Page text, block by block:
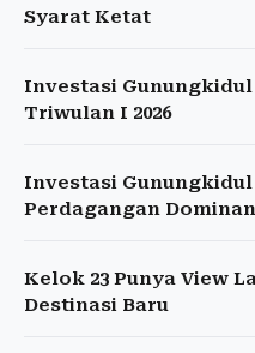
Syarat Ketat
Investasi Gunungkidul
Triwulan I 2026
Investasi Gunungkidul
Perdagangan Dominan
Kelok 23 Punya View
Destinasi Baru